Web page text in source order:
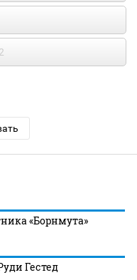
2
«Борнмута»
Гестед